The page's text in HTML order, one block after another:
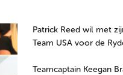
Patrick Reed wil met
Team USA voor de
Teamcaptain Keegan